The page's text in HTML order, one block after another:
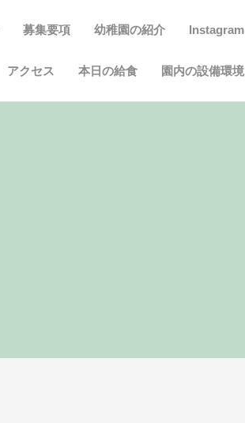
Instagram
幼稚園の紹介
募集要項
園内の設備環境
本日の給食
アクセス